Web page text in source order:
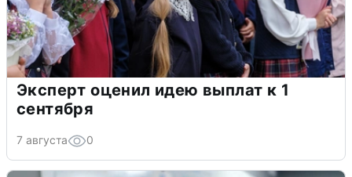
Эксперт оценил идею выплат к 1
сентября
7 августа 0